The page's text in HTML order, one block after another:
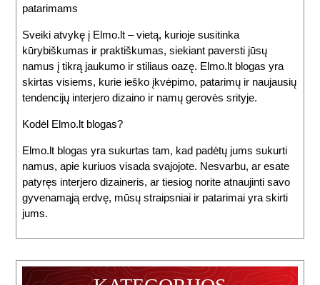
patarimams
Sveiki atvykę į Elmo.lt – vietą, kurioje susitinka
kūrybiškumas ir praktiškumas, siekiant paversti jūsų
namus į tikrą jaukumo ir stiliaus oazę. Elmo.lt blogas yra
skirtas visiems, kurie ieško įkvėpimo, patarimų ir naujausių
tendencijų interjero dizaino ir namų gerovės srityje.
Kodėl Elmo.lt blogas?
Elmo.lt blogas yra sukurtas tam, kad padėtų jums sukurti
namus, apie kuriuos visada svajojote. Nesvarbu, ar esate
patyręs interjero dizaineris, ar tiesiog norite atnaujinti savo
gyvenamąją erdvę, mūsų straipsniai ir patarimai yra skirti
jums.